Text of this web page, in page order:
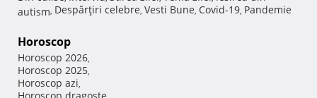
autism, Despărţiri celebre, Vesti Bune, Covid-19, Pandemie
Horoscop
Horoscop 2026,
Horoscop 2025,
Horoscop azi,